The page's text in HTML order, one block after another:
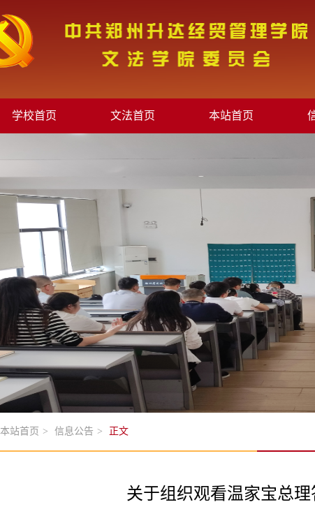
学校首页 文法首页 本站首页
本站首页 > 信息公告 > 正文
关于组织观看温家宝总